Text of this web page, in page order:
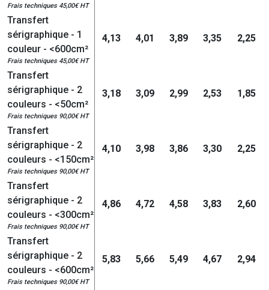
Frais techniques 45,00€ HT
Transfert
sérigraphique - 1
couleur - <600cm²
Frais techniques 45,00€ HT
4,13 4,01 3,89 3,35 2,25
Transfert
sérigraphique - 2
couleurs - <50cm²
Frais techniques 90,00€ HT
3,18 3,09 2,99 2,53 1,85
Transfert
sérigraphique - 2
couleurs - <150cm²
Frais techniques 90,00€ HT
4,10 3,98 3,86 3,30 2,25
Transfert
sérigraphique - 2
couleurs - <300cm²
Frais techniques 90,00€ HT
4,86 4,72 4,58 3,83 2,60
Transfert
sérigraphique - 2
couleurs - <600cm²
Frais techniques 90,00€ HT
5,83 5,66 5,49 4,67 2,94